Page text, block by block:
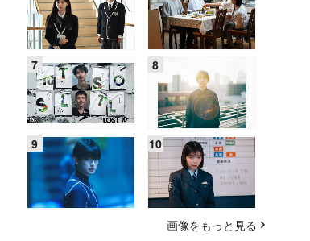
画像をもっと見る